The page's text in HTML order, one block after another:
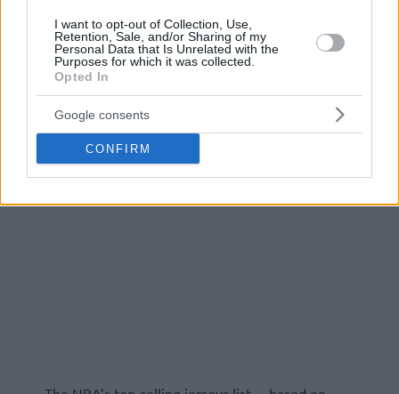
I want to opt-out of Collection, Use,
Retention, Sale, and/or Sharing of my
Personal Data that Is Unrelated with the
Purposes for which it was collected.
Opted In
Google consents
CONFIRM